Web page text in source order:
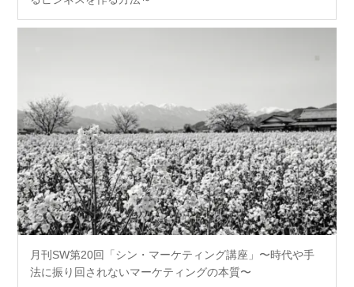
月刊SW第20回「シン・マーケティング講座」〜時代や手
法に振り回されないマーケティングの本質〜